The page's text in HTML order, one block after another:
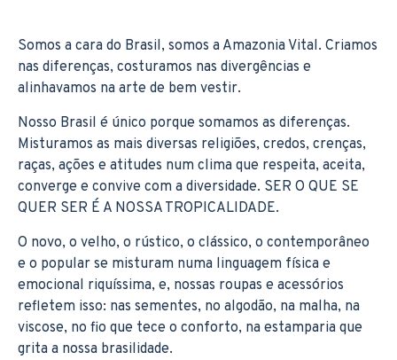
Somos a cara do Brasil, somos a Amazonia Vital. Criamos
nas diferenças, costuramos nas divergências e
alinhavamos na arte de bem vestir.
Nosso Brasil é único porque somamos as diferenças.
Misturamos as mais diversas religiões, credos, crenças,
raças, ações e atitudes num clima que respeita, aceita,
converge e convive com a diversidade. SER O QUE SE
QUER SER É A NOSSA TROPICALIDADE.
O novo, o velho, o rústico, o clássico, o contemporâneo
e o popular se misturam numa linguagem física e
emocional riquíssima, e, nossas roupas e acessórios
refletem isso: nas sementes, no algodão, na malha, na
viscose, no fio que tece o conforto, na estamparia que
grita a nossa brasilidade.